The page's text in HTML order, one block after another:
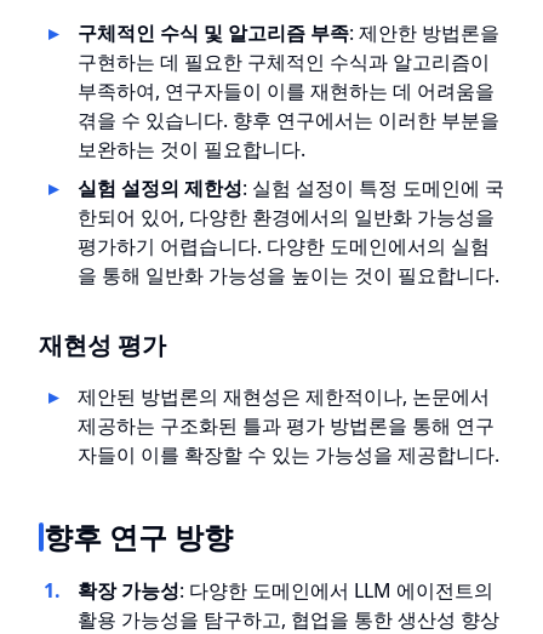
구체적인 수식 및 알고리즘 부족: 제안한 방법론을
구현하는 데 필요한 구체적인 수식과 알고리즘이
부족하여, 연구자들이 이를 재현하는 데 어려움을
겪을 수 있습니다. 향후 연구에서는 이러한 부분을
보완하는 것이 필요합니다.
실험 설정의 제한성: 실험 설정이 특정 도메인에 국
한되어 있어, 다양한 환경에서의 일반화 가능성을
평가하기 어렵습니다. 다양한 도메인에서의 실험
을 통해 일반화 가능성을 높이는 것이 필요합니다.
재현성 평가
제안된 방법론의 재현성은 제한적이나, 논문에서
제공하는 구조화된 틀과 평가 방법론을 통해 연구
자들이 이를 확장할 수 있는 가능성을 제공합니다.
향후 연구 방향
확장 가능성: 다양한 도메인에서 LLM 에이전트의
활용 가능성을 탐구하고, 협업을 통한 생산성 향상